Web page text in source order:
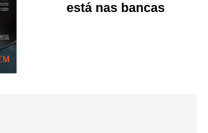
está nas bancas